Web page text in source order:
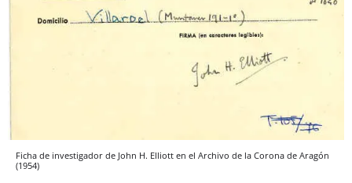
Ficha de investigador de John H. Elliott en el Archivo de la Corona de Aragón
(1954)